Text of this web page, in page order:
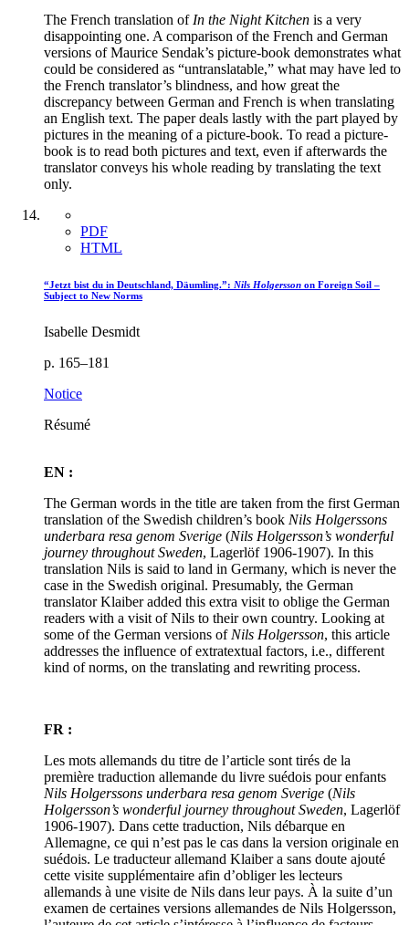
The French translation of In the Night Kitchen is a very
disappointing one. A comparison of the French and German
versions of Maurice Sendak’s picture-book demonstrates what
could be considered as “untranslatable,” what may have led to
the French translator’s blindness, and how great the
discrepancy between German and French is when translating
an English text. The paper deals lastly with the part played by
pictures in the meaning of a picture-book. To read a picture-
book is to read both pictures and text, even if afterwards the
translator conveys his whole reading by translating the text
only.
PDF
HTML
“Jetzt bist du in Deutschland, Däumling.”: Nils Holgersson on Foreign Soil –
Subject to New Norms
Isabelle Desmidt
p. 165–181
Notice
Résumé
EN :
The German words in the title are taken from the first German
translation of the Swedish children’s book Nils Holgerssons
underbara resa genom Sverige (Nils Holgersson’s wonderful
journey throughout Sweden, Lagerlöf 1906-1907). In this
translation Nils is said to land in Germany, which is never the
case in the Swedish original. Presumably, the German
translator Klaiber added this extra visit to oblige the German
readers with a visit of Nils to their own country. Looking at
some of the German versions of Nils Holgersson, this article
addresses the influence of extratextual factors, i.e., different
kind of norms, on the translating and rewriting process.
FR :
Les mots allemands du titre de l’article sont tirés de la
première traduction allemande du livre suédois pour enfants
Nils Holgerssons underbara resa genom Sverige (Nils
Holgersson’s wonderful journey throughout Sweden, Lagerlöf
1906-1907). Dans cette traduction, Nils débarque en
Allemagne, ce qui n’est pas le cas dans la version originale en
suédois. Le traducteur allemand Klaiber a sans doute ajouté
cette visite supplémentaire afin d’obliger les lecteurs
allemands à une visite de Nils dans leur pays. À la suite d’un
examen de certaines versions allemandes de Nils Holgersson,